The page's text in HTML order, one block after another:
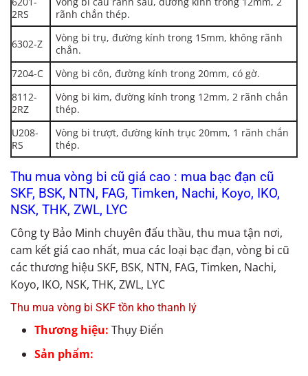
2RS
rãnh chắn thép.
6302-Z
Vòng bi trụ, đường kính trong 15mm, không rãnh
chắn.
7204-C
Vòng bi côn, đường kính trong 20mm, có gờ.
8112-
2RZ
Vòng bi kim, đường kính trong 12mm, 2 rãnh chắn
thép.
U208-
RS
Vòng bi trượt, đường kính trục 20mm, 1 rãnh chắn
thép.
Thu mua vòng bi cũ giá cao : mua bạc đạn cũ
SKF, BSK, NTN, FAG, Timken, Nachi, Koyo, IKO,
NSK, THK, ZWL, LYC
Công ty Bảo Minh chuyên đấu thầu, thu mua tận nơi,
cam kết giá cao nhất, mua các loại bạc đạn, vòng bi cũ
các thương hiệu SKF, BSK, NTN, FAG, Timken, Nachi,
Koyo, IKO, NSK, THK, ZWL, LYC
Thu mua vòng bi SKF tồn kho thanh lý
Thương hiệu: Thụy Điển
Sản phẩm: